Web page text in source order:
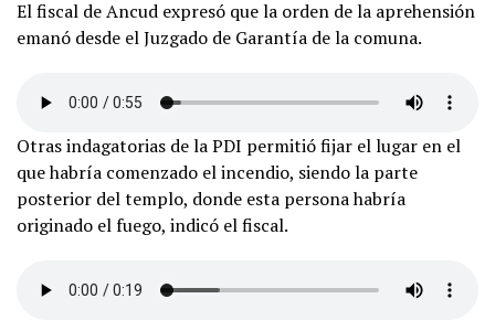
El fiscal de Ancud expresó que la orden de la aprehensión
emanó desde el Juzgado de Garantía de la comuna.
Otras indagatorias de la PDI permitió fijar el lugar en el
que habría comenzado el incendio, siendo la parte
posterior del templo, donde esta persona habría
originado el fuego, indicó el fiscal.